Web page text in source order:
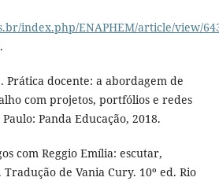
index.php/ENAPHEM/article/view/
Prática docente: a abordagem de
com projetos, portfólios e redes
Panda Educação, 2018.
com Reggio Emília: escutar,
de Vania Cury. 10º ed. Rio